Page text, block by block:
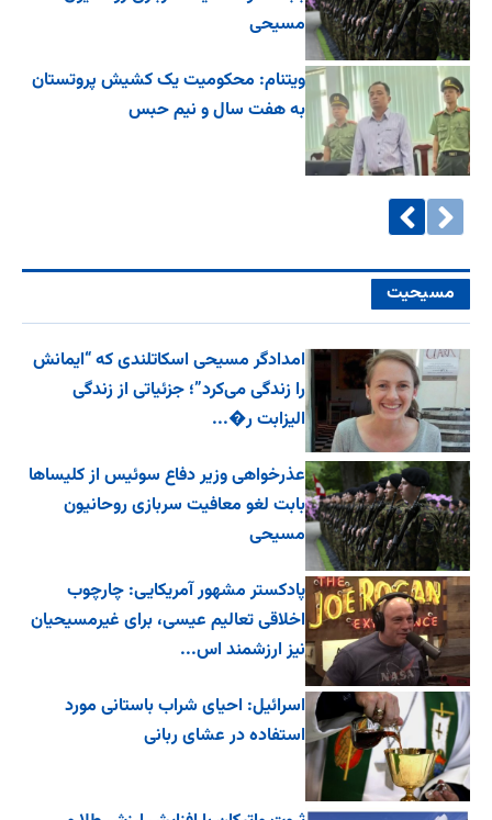
مسیحی
ویتنام: محکومیت یک کشیش پروتستان
به هفت سال و نیم حبس
مسیحیت
امدادگر مسیحی اسکاتلندی که “ایمانش
را زندگی می‌کرد”؛ جزئیاتی از زندگی
الیزابت ر�...
عذرخواهی وزیر دفاع سوئیس از کلیساها
بابت لغو معافیت سربازی روحانیون
مسیحی
پادکستر مشهور آمریکایی: چارچوب
اخلاقی تعالیم عیسی، برای غیرمسیحیان
نیز ارزشمند اس...
اسرائیل: احیای شراب باستانی مورد
استفاده در عشای ربانی